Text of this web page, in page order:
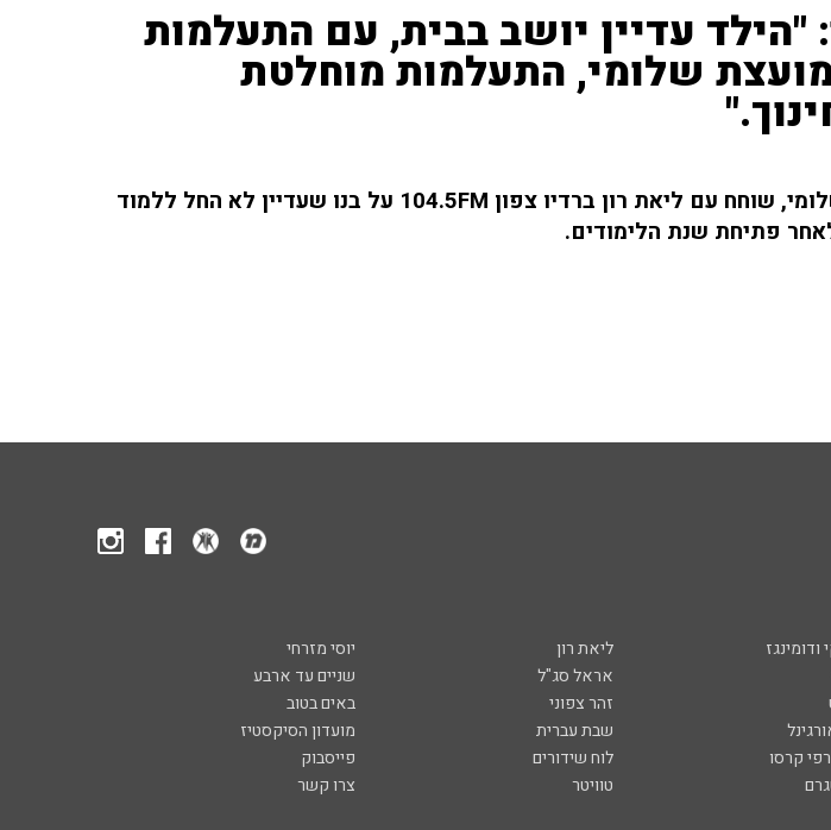
"הילד עדיין יושב בבית, עם התעלמות
שלומי, התעלמות מוחלטת
עמי צפריר, תושב שלומי, שוחח עם ליאת רון ברדיו צפון 104.5FM על בנו שעדיין לא החל ללמוד
פתיחת שנת הלימודים.
ודומינגז ליאת רון
יוסי מזרחי
אראל סג"ל
שניים עד ארבע
זהר צפוני
באים בטוב
שבת עברית
מועדון הסיקסטיז
קרסו לוח שידורים
פייסבוק
טוויטר צרו קשר